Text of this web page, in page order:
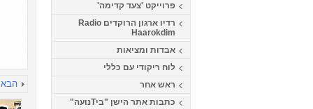
פרוייקט 'צעד קדימה'
רדיו ארגון הרוקדים Radio
Haarokdim
אבדות ומציאות
לוח ריקודי עם כללי
ראש אחר
כתבות אתר הישן "ביTנועה"
הבא